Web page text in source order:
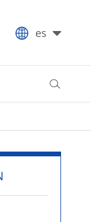
 es
